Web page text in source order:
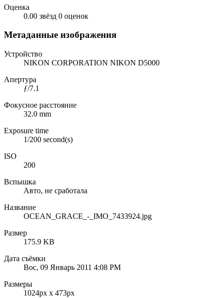
Оценка
0.00 звёзд 0 оценок
Метаданные изображения
Устройство
NIKON CORPORATION NIKON D5000
Апертура
ƒ/7.1
Фокусное расстояние
32.0 mm
Exposure time
1/200 second(s)
ISO
200
Вспышка
Авто, не сработала
Название
OCEAN_GRACE_-_IMO_7433924.jpg
Размер
175.9 KB
Дата съёмки
Вос, 09 Январь 2011 4:08 PM
Размеры
1024px x 473px